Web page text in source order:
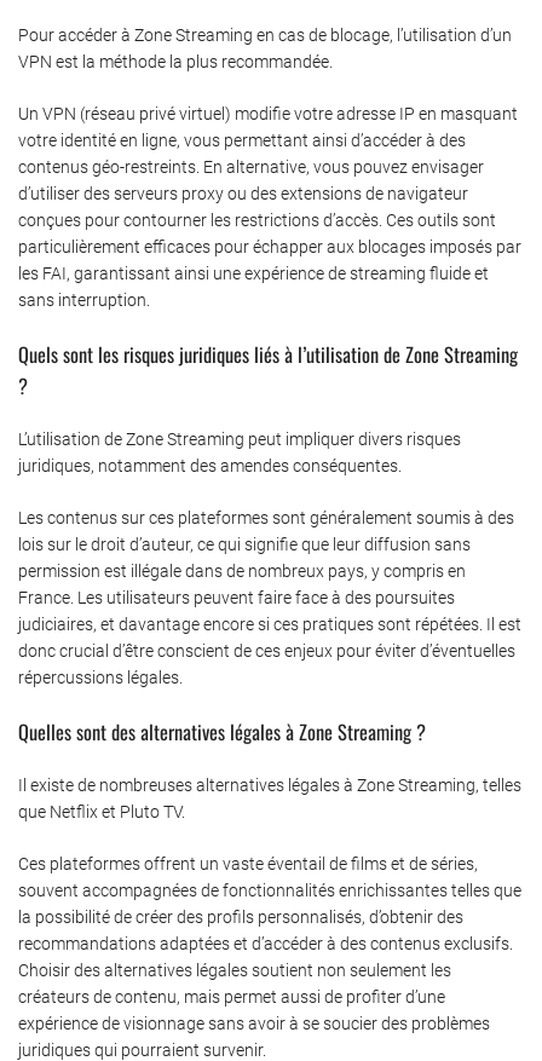
Pour accéder à Zone Streaming en cas de blocage, l’utilisation d’un
VPN est la méthode la plus recommandée.
Un VPN (réseau privé virtuel) modifie votre adresse IP en masquant
votre identité en ligne, vous permettant ainsi d’accéder à des
contenus géo-restreints. En alternative, vous pouvez envisager
d’utiliser des serveurs proxy ou des extensions de navigateur
conçues pour contourner les restrictions d’accès. Ces outils sont
particulièrement efficaces pour échapper aux blocages imposés par
les FAI, garantissant ainsi une expérience de streaming fluide et
sans interruption.
Quels sont les risques juridiques liés à l’utilisation de Zone Streaming
?
L’utilisation de Zone Streaming peut impliquer divers risques
juridiques, notamment des amendes conséquentes.
Les contenus sur ces plateformes sont généralement soumis à des
lois sur le droit d’auteur, ce qui signifie que leur diffusion sans
permission est illégale dans de nombreux pays, y compris en
France. Les utilisateurs peuvent faire face à des poursuites
judiciaires, et davantage encore si ces pratiques sont répétées. Il est
donc crucial d’être conscient de ces enjeux pour éviter d’éventuelles
répercussions légales.
Quelles sont des alternatives légales à Zone Streaming ?
Il existe de nombreuses alternatives légales à Zone Streaming, telles
que Netflix et Pluto TV.
Ces plateformes offrent un vaste éventail de films et de séries,
souvent accompagnées de fonctionnalités enrichissantes telles que
la possibilité de créer des profils personnalisés, d’obtenir des
recommandations adaptées et d’accéder à des contenus exclusifs.
Choisir des alternatives légales soutient non seulement les
créateurs de contenu, mais permet aussi de profiter d’une
expérience de visionnage sans avoir à se soucier des problèmes
juridiques qui pourraient survenir.